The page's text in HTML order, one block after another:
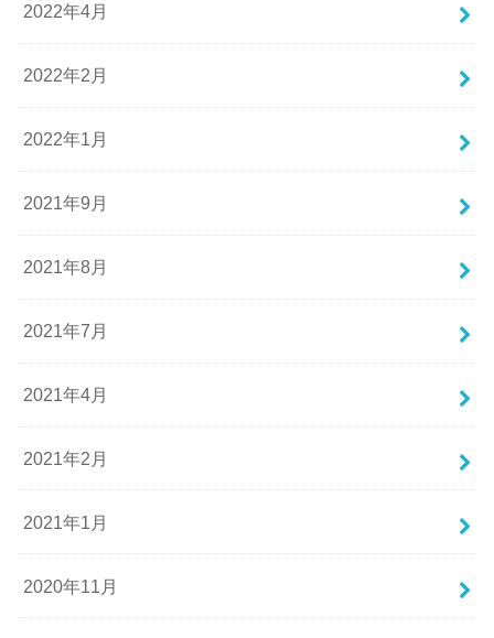
2022年4月
2022年2月
2022年1月
2021年9月
2021年8月
2021年7月
2021年4月
2021年2月
2021年1月
2020年11月